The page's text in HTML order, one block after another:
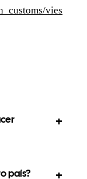
vies
país?